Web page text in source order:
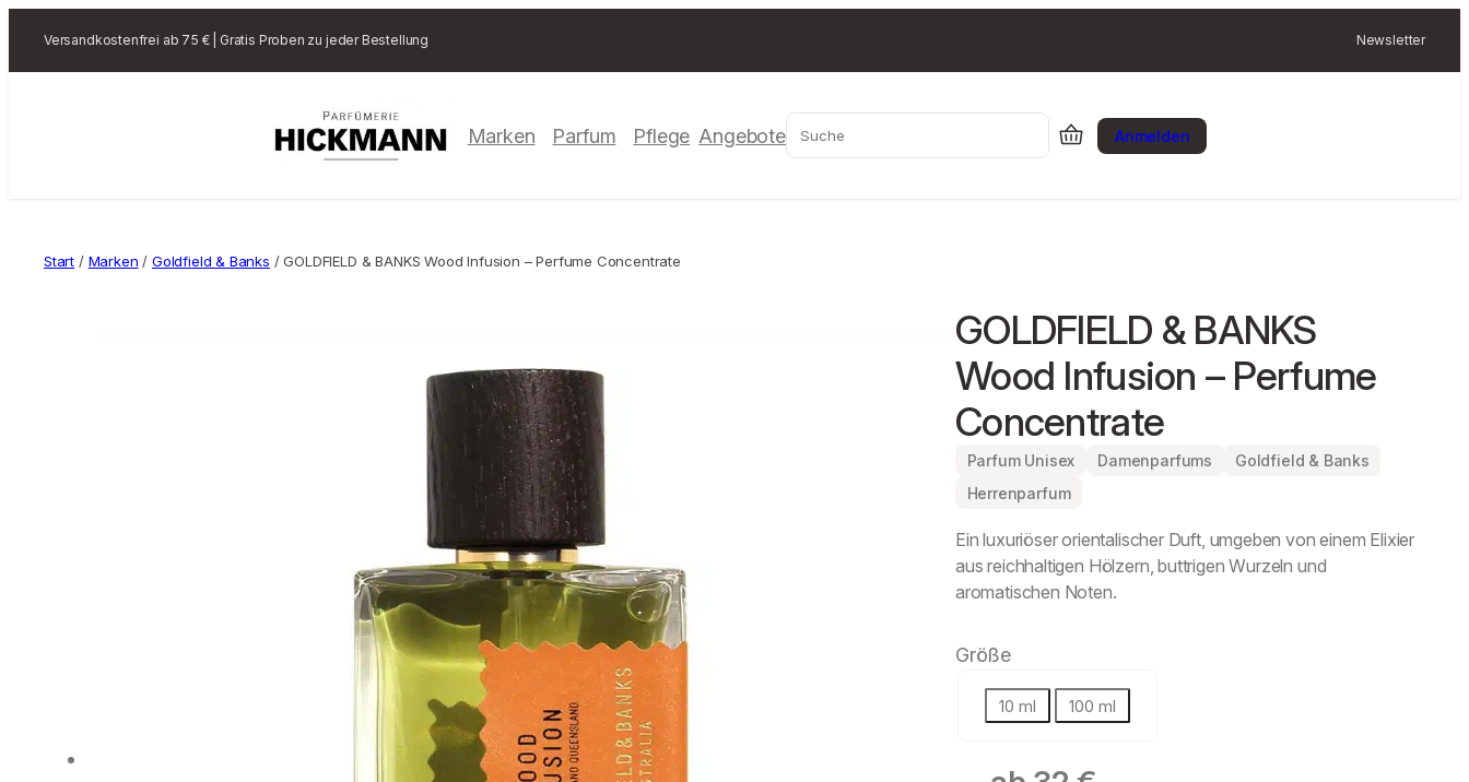
Versandkostenfrei ab 75 € | Gratis Proben zu jeder Bestellung Newsletter
Marken Parfum Pflege Angebote Suchen Anmelden
Start / Marken / Goldfield & Banks / GOLDFIELD & BANKS Wood Infusion – Perfume Concentrate
GOLDFIELD & BANKS
Wood Infusion – Perfume
Concentrate
Parfum Unisex Damenparfums
Goldfield & Banks
Herrenparfum
Ein luxuriöser orientalischer Duft, umgeben von einem Elixier
aus reichhaltigen Hölzern, buttrigen Wurzeln und
aromatischen Noten.
Größe
10 ml 100 ml